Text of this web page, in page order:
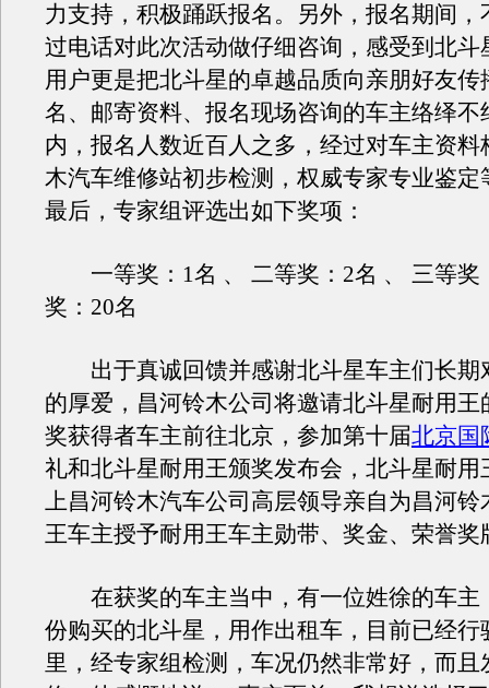
力支持，积极踊跃报名。另外，报名期间，
过电话对此次活动做仔细咨询，感受到北斗
用户更是把北斗星的卓越品质向亲朋好友传
名、邮寄资料、报名现场咨询的车主络绎不
内，报名人数近百人之多，经过对车主资料
木汽车维修站初步检测，权威专家专业鉴定
最后，专家组评选出如下奖项：
一等奖：1名 、 二等奖：2名 、 三等奖
奖：20名
出于真诚回馈并感谢北斗星车主们长期
的厚爱，昌河铃木公司将邀请北斗星耐用王
奖获得者车主前往北京，参加第十届北京国
礼和北斗星耐用王颁奖发布会，北斗星耐用
上昌河铃木汽车公司高层领导亲自为昌河铃
王车主授予耐用王车主勋带、奖金、荣誉奖
在获奖的车主当中，有一位姓徐的车主
份购买的北斗星，用作出租车，目前已经行
里，经专家组检测，车况仍然非常好，而且